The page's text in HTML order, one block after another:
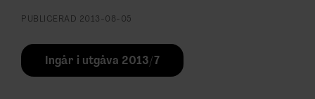
PUBLICERAD 2013-08-05
Ingår i utgåva 2013/7